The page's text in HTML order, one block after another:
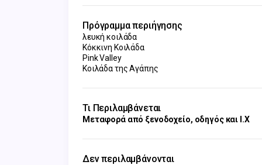
Πρόγραμμα περιήγησης
λευκή κοιλάδα
Κόκκινη Κοιλάδα
Pink Valley
Κοιλάδα της Αγάπης
Τι Περιλαμβάνεται
Μεταφορά από ξενοδοχείο, οδηγός και Ι.Χ
Δεν περιλαμβάνονται